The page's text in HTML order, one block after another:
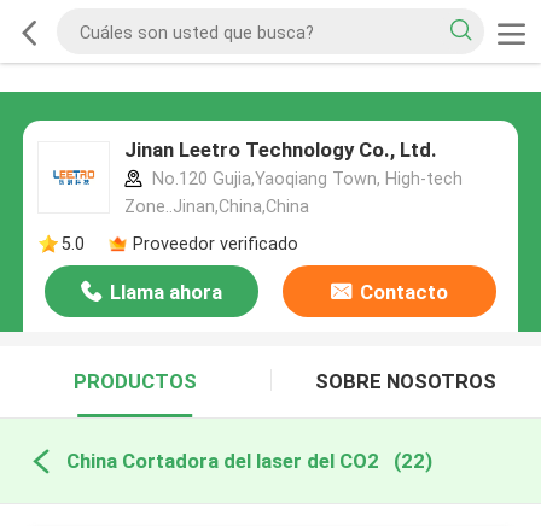
Jinan Leetro Technology Co., Ltd.
No.120 Gujia,Yaoqiang Town, High-tech
Zone..Jinan,China,China
5.0
Proveedor verificado
Llama ahora Contacto
PRODUCTOS SOBRE NOSOTROS
China Cortadora del laser del CO2 (22)